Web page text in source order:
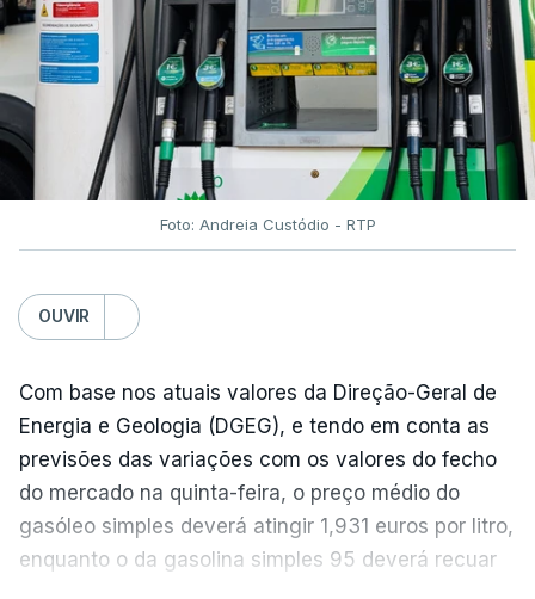
Em julho, o aumento esteve associado aos preços
do açúcar (+5,6%), dos cereais (+3,4%) e dos
óleos vegetais (+2%).
Estes aumentos foram "parcialmente
compensados por quedas" nos preços das "carnes
e dos produtos lácteos", segundo a FAO.
Os preços do açúcar dispararam no mês passado
devido às preocupações com os efeitos das ondas
fenómeno El Niño na produção asiática, observou a
FAO. No entanto, o índice mantém-se 8% abaixo do
registado no ano passado.
A onda de calor que atingiu a Europa em
Foto: Andreia Custódio - RTP
OUVIR
Com base nos atuais valores da Direção-Geral de
Energia e Geologia (DGEG), e tendo em conta as
previsões das variações com os valores do fecho
do mercado na quinta-feira, o preço médio do
gasóleo simples deverá atingir 1,931 euros por litro,
enquanto o da gasolina simples 95 deverá recuar